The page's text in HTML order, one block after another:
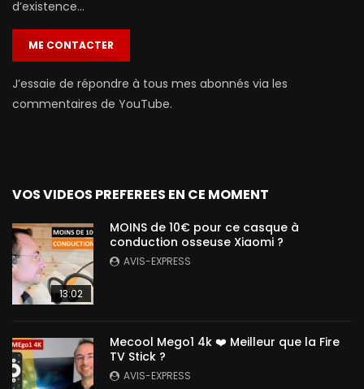
d’existence…
ME CONTACTER
J’essaie de répondre à tous mes abonnés via les
commentaires de YouTube.
VOS VIDEOS PREFEREES EN CE MOMENT
13:02
MOINS de 10€ pour ce casque à
conduction osseuse Xiaomi ?
AVIS-EXPRESS
Mecool Mego1 4k ❤️ Meilleur que la Fire
TV Stick ?
AVIS-EXPRESS